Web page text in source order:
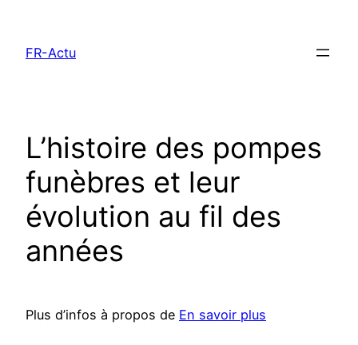
contenu
FR-Actu
L’histoire des pompes
funèbres et leur
évolution au fil des
années
Plus d’infos à propos de En savoir plus